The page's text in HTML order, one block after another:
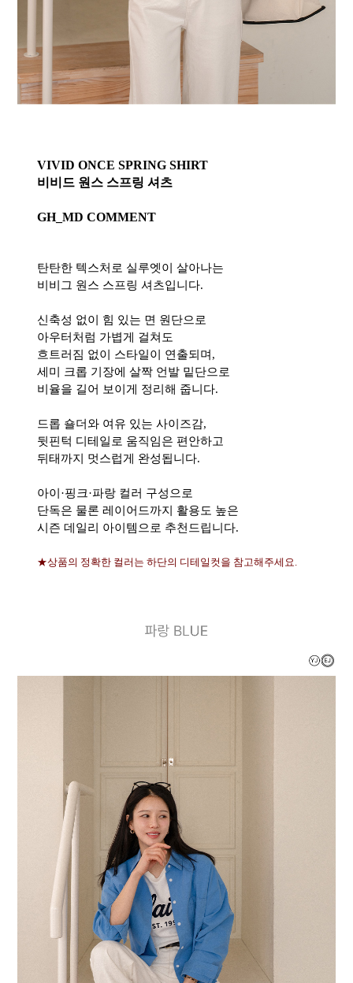
VIVID ONCE SPRING SHIRT
비비드 원스 스프링 셔츠
GH_MD COMMENT
탄탄한 텍스처로 실루엣이 살아나는
비비그 원스 스프링 셔츠입니다.
신축성 없이 힘 있는 면 원단으로
아우터처럼 가볍게 걸쳐도
흐트러짐 없이 스타일이 연출되며,
세미 크롭 기장에 살짝 언발 밑단으로
비율을 길어 보이게 정리해 줍니다.
드롭 숄더와 여유 있는 사이즈감,
뒷핀턱 디테일로 움직임은 편안하고
뒤태까지 멋스럽게 완성됩니다.
아이·핑크·파랑 컬러 구성으로
단독은 물론 레이어드까지 활용도 높은
시즌 데일리 아이템으로 추천드립니다.
★상품의 정확한 컬러는 하단의 디테일컷을 참고해주세요.